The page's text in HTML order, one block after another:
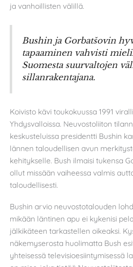
ja vanhoillisten välillä.
Bushin ja Gorbatšovin
tapaaminen vahvisti
Suomesta suurvaltojen
sillanrakentajana.
Koivisto kävi toukokuussa 1991
Yhdysvalloissa. Neuvostoliiton
keskusteluissa presidentti Bushin
lännen taloudellisen avun
kehitykselle. Bush ilmaisi tukensa
ollut missään vaiheessa valmis
taloudellisesti.
Bushin arvio neuvostotalouden
mikään läntinen apu ei kykenisi
jälkikäteen tarkastellen oikeaksi.
näkemyserosta huolimatta Bush
yhteisessä televisioesiintymisessä